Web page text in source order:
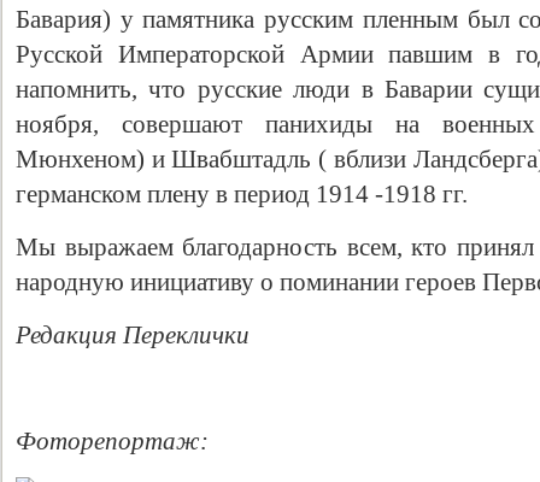
Бавария) у памятника русским пленным был
Русской Императорской Армии павшим в
напомнить, что русские люди в Баварии
ноября, совершают панихиды на
Мюнхеном) и Швабштадль ( вблизи
германском плену в период 1914 -1918 гг.
Мы выражаем благодарность всем, кто
народную инициативу о поминании героев
Редакция Переклички
Фоторепортаж: